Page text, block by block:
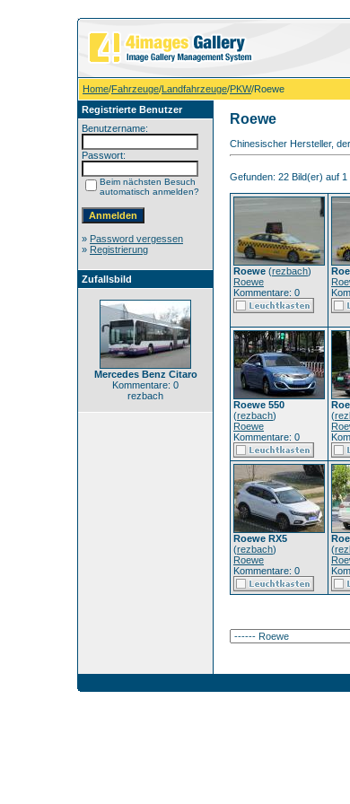
Home/Fahrzeuge/Landfahrzeuge/PKW/Roewe
Registrierte Benutzer
Benutzername:
Passwort:
Beim nächsten Besuch
automatisch anmelden?
» Password vergessen
» Registrierung
Zufallsbild
Mercedes Benz Citaro
Kommentare: 0
rezbach
Roewe
Chinesischer Hersteller,
Gefunden: 22 Bild(er) auf 1
Roewe (rezbach)
Roewe
Kommentare: 0
Roewe 550
(rezbach)
Roewe
Kommentare: 0
(
Roewe RX5
(rezbach)
Roewe
Kommentare: 0
(